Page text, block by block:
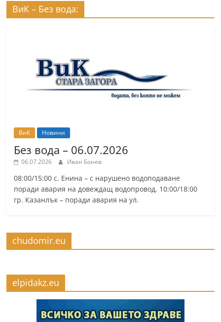
ВиК – Без вода:
ВиК Новини
Без вода – 06.07.2026
06.07.2026 Иван Бонев
08:00/15:00 с. Енина – с нарушено водоподаване
поради авария на довеждащ водопровод. 10:00/18:00
гр. Казанлък – поради авария на ул.
chudomir.eu
elpidakz.eu